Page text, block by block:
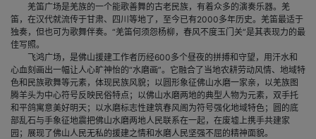
羌笛广场是羌族的一个能歌善舞的古老民族，有着众多的演奏乐器。羌
笛，在汉代就流传于甘肃、四川等地了，至今已有2000多年历史。羌笛最适于
独奏，但也可为歌舞伴奏。“羌笛何须怨杨柳，春风不度玉门关”是其表现力的最
佳写照。
飞鸿广场，是佛山援建工作者历经600多个昼夜的拼搏和守望，用汗水和
心血刻画出一幅让人心旷神怡的“水磨画”。它融合了当地农耕劳动风情、地域特
色和民族歌舞等元素，体现民族风貌；以圆形象征佛山水磨一家亲，以羌族图
腾羊头为中心符号反映民俗特点；以佛山水磨两地的典型人物为元素，双手托
和平鸽寓意美好明天；以水磨标志性建筑春风阁为符号强化地域特色；圆的底
部乱石与手象征地震把佛山水磨两地人民联系在一起，在废墟上携手共建家
园；展现了佛山人民无私的援建之情和水磨人民坚强不屈的精神面貌。